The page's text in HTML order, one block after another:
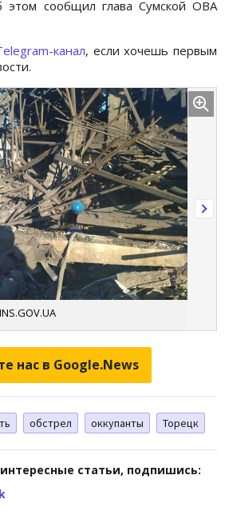
этом сообщил глава Сумской ОВА
канал, если хочешь первым
нас в Google.News
обстрел оккупанты Торецк
статьи, подпишись: